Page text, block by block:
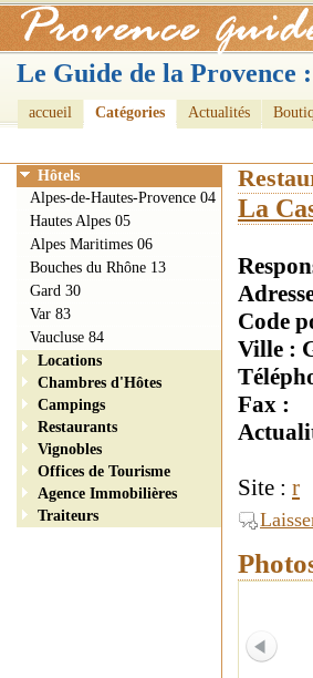
Le Guide de la Provence
accueil Catégories Actualités
La
Code
Ville :
Fax :
Site : r
Hôtels
Alpes-de-Hautes-Provence 04
Hautes Alpes 05
Alpes Maritimes 06
Bouches du Rhône 13
Gard 30
Var 83
Vaucluse 84
Locations
Chambres d'Hôtes
Campings
Restaurants
Vignobles
Offices de Tourisme
Agence Immobilières
Traiteurs